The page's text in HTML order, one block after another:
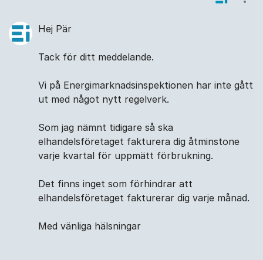
Hej Pär
Tack för ditt meddelande.
Vi på Energimarknadsinspektionen har inte gått
ut med något nytt regelverk.
Som jag nämnt tidigare så ska
elhandelsföretaget fakturera dig åtminstone
varje kvartal för uppmätt förbrukning.
Det finns inget som förhindrar att
elhandelsföretaget fakturerar dig varje månad.
Med vänliga hälsningar